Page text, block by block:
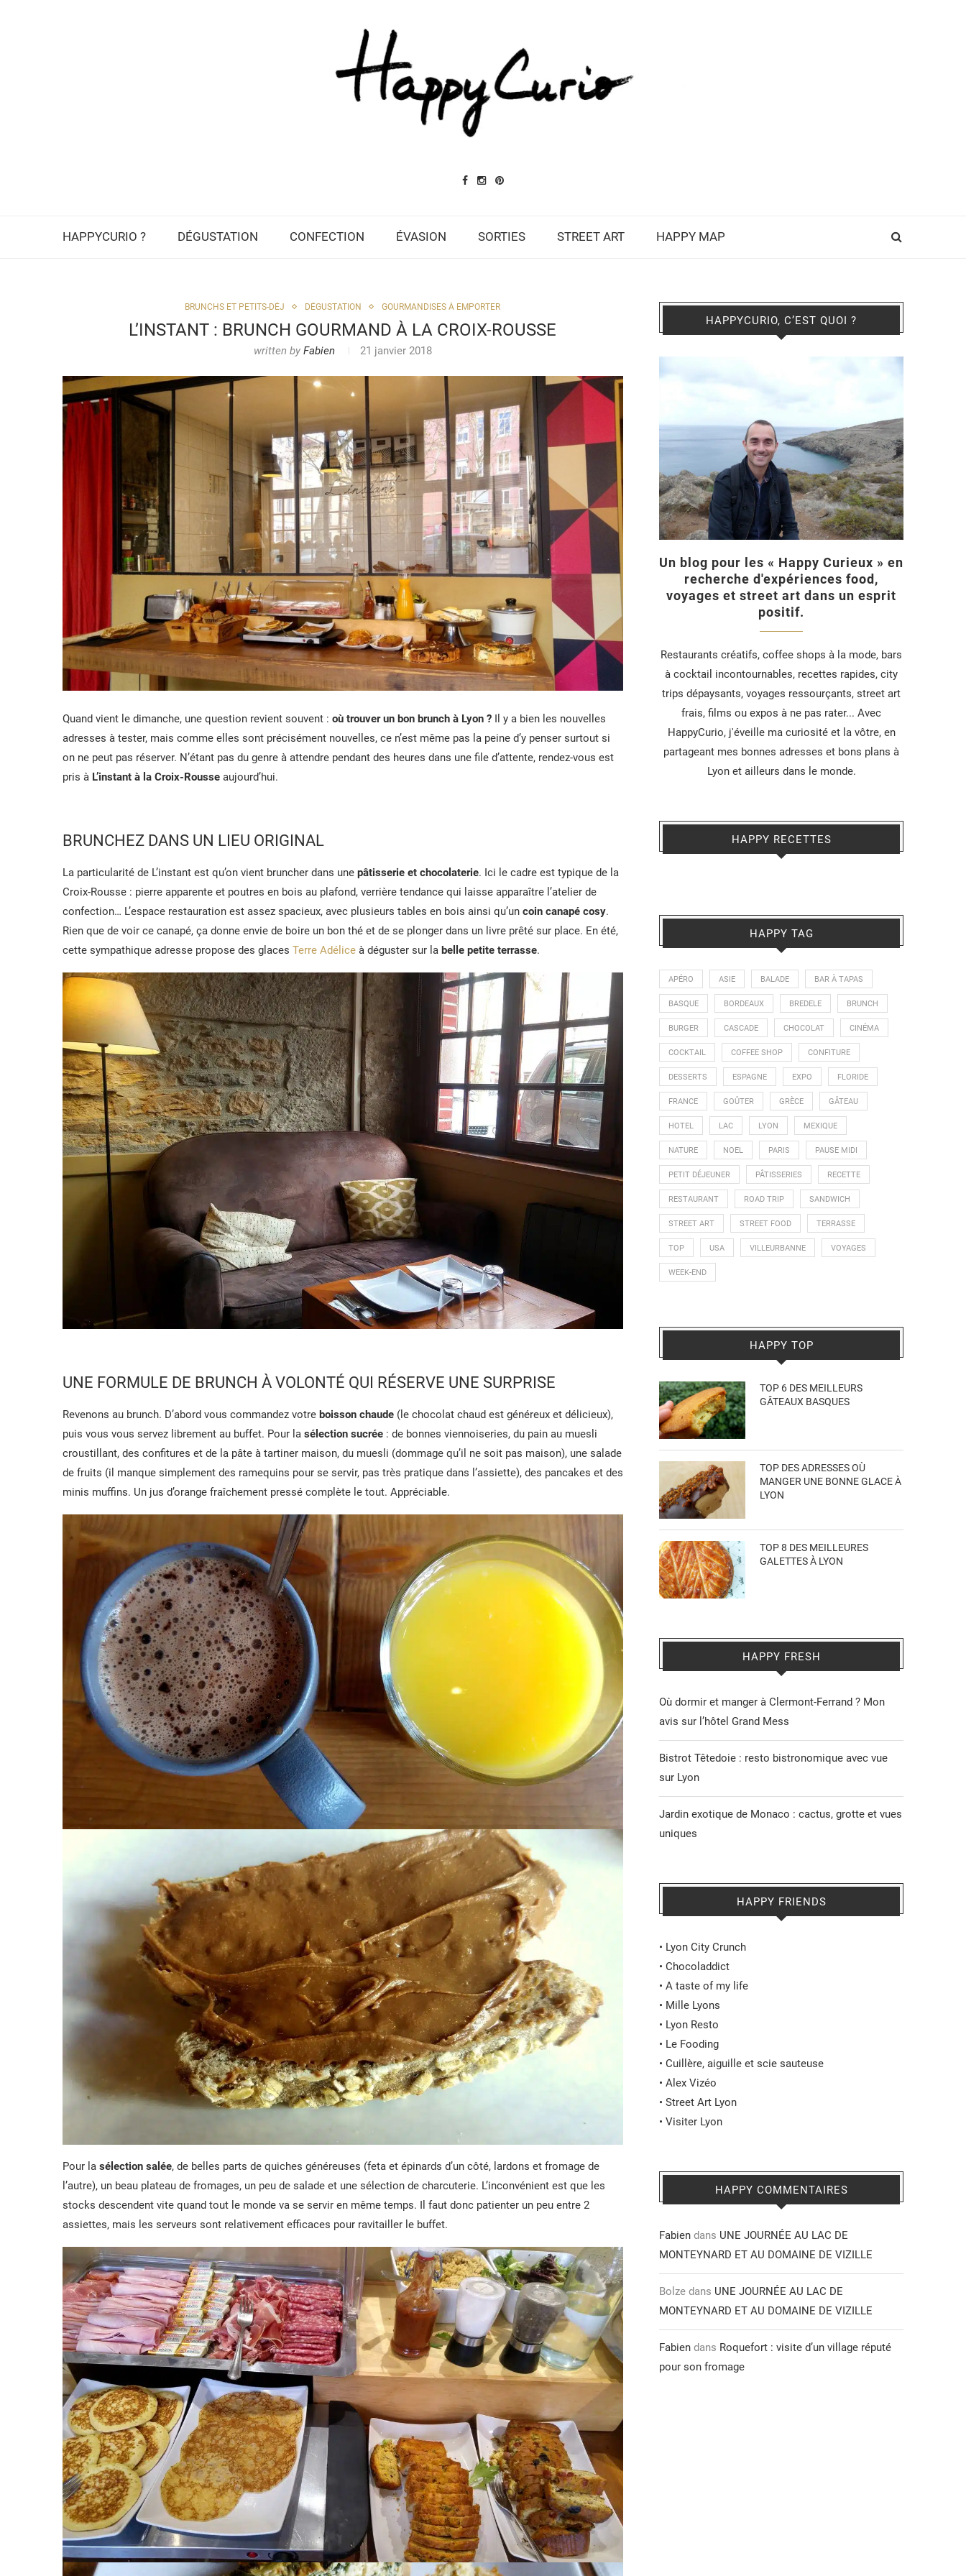
HAPPYCURIO ? DÉGUSTATION CONFECTION ÉVASION SORTIES STREET ART HAPPY MAP
BRUNCHS ET PETITS-DÉJ DÉGUSTATION GOURMANDISES À EMPORTER
L’INSTANT : BRUNCH GOURMAND À LA CROIX-ROUSSE
written by Fabien 21 janvier 2018
Quand vient le dimanche, une question revient souvent : où trouver un bon brunch à Lyon ? Il y a bien les nouvelles
adresses à tester, mais comme elles sont précisément nouvelles, ce n’est même pas la peine d’y penser surtout si
on ne peut pas réserver. N’étant pas du genre à attendre pendant des heures dans une file d’attente, rendez-vous est
pris à L’instant à la Croix-Rousse aujourd’hui.
BRUNCHEZ DANS UN LIEU ORIGINAL
La particularité de L’instant est qu’on vient bruncher dans une pâtisserie et chocolaterie. Ici le cadre est typique de la
Croix-Rousse : pierre apparente et poutres en bois au plafond, verrière tendance qui laisse apparaître l’atelier de
confection… L’espace restauration est assez spacieux, avec plusieurs tables en bois ainsi qu’un coin canapé cosy.
Rien que de voir ce canapé, ça donne envie de boire un bon thé et de se plonger dans un livre prêté sur place. En été,
cette sympathique adresse propose des glaces Terre Adélice à déguster sur la belle petite terrasse.
UNE FORMULE DE BRUNCH À VOLONTÉ QUI RÉSERVE UNE SURPRISE
Revenons au brunch. D’abord vous commandez votre boisson chaude (le chocolat chaud est généreux et délicieux),
puis vous vous servez librement au buffet. Pour la sélection sucrée : de bonnes viennoiseries, du pain au muesli
croustillant, des confitures et de la pâte à tartiner maison, du muesli (dommage qu’il ne soit pas maison), une salade
de fruits (il manque simplement des ramequins pour se servir, pas très pratique dans l’assiette), des pancakes et des
minis muffins. Un jus d’orange fraîchement pressé complète le tout. Appréciable.
Pour la sélection salée, de belles parts de quiches généreuses (feta et épinards d’un côté, lardons et fromage de
l’autre), un beau plateau de fromages, un peu de salade et une sélection de charcuterie. L’inconvénient est que les
stocks descendent vite quand tout le monde va se servir en même temps. Il faut donc patienter un peu entre 2
assiettes, mais les serveurs sont relativement efficaces pour ravitailler le buffet.
HAPPYCURIO, C’EST QUOI ?
Un blog pour les « Happy Curieux » en
recherche d'expériences food,
voyages et street art dans un esprit
positif.
Restaurants créatifs, coffee shops à la mode, bars
à cocktail incontournables, recettes rapides, city
trips dépaysants, voyages ressourçants, street art
frais, films ou expos à ne pas rater... Avec
HappyCurio, j'éveille ma curiosité et la vôtre, en
partageant mes bonnes adresses et bons plans à
Lyon et ailleurs dans le monde.
HAPPY RECETTES
HAPPY TAG
APÉRO ASIE BALADE BAR À TAPAS
BASQUE BORDEAUX BREDELE BRUNCH
BURGER CASCADE CHOCOLAT CINÉMA
COCKTAIL COFFEE SHOP CONFITURE
DESSERTS ESPAGNE EXPO FLORIDE
FRANCE GOÛTER GRÈCE GÂTEAU
HOTEL LAC LYON MEXIQUE
NATURE NOEL PARIS PAUSE MIDI
PETIT DÉJEUNER PÂTISSERIES RECETTE
RESTAURANT ROAD TRIP SANDWICH
STREET ART STREET FOOD TERRASSE
TOP USA VILLEURBANNE VOYAGES
WEEK-END
HAPPY TOP
TOP 6 DES MEILLEURS
GÂTEAUX BASQUES
TOP DES ADRESSES OÙ
MANGER UNE BONNE GLACE À
LYON
TOP 8 DES MEILLEURES
GALETTES À LYON
HAPPY FRESH
Où dormir et manger à Clermont-Ferrand ? Mon
avis sur l’hôtel Grand Mess
Bistrot Têtedoie : resto bistronomique avec vue
sur Lyon
Jardin exotique de Monaco : cactus, grotte et vues
uniques
HAPPY FRIENDS
• Lyon City Crunch
• Chocoladdict
• A taste of my life
• Mille Lyons
• Lyon Resto
• Le Fooding
• Cuillère, aiguille et scie sauteuse
• Alex Vizéo
• Street Art Lyon
• Visiter Lyon
HAPPY COMMENTAIRES
Fabien dans UNE JOURNÉE AU LAC DE
MONTEYNARD ET AU DOMAINE DE VIZILLE
Bolze dans UNE JOURNÉE AU LAC DE
MONTEYNARD ET AU DOMAINE DE VIZILLE
Fabien dans Roquefort : visite d’un village réputé
pour son fromage